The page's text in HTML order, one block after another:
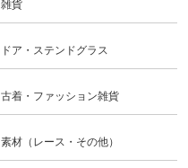
雑貨
ドア・ステンドグラス
古着・ファッション雑貨
素材（レース・その他）